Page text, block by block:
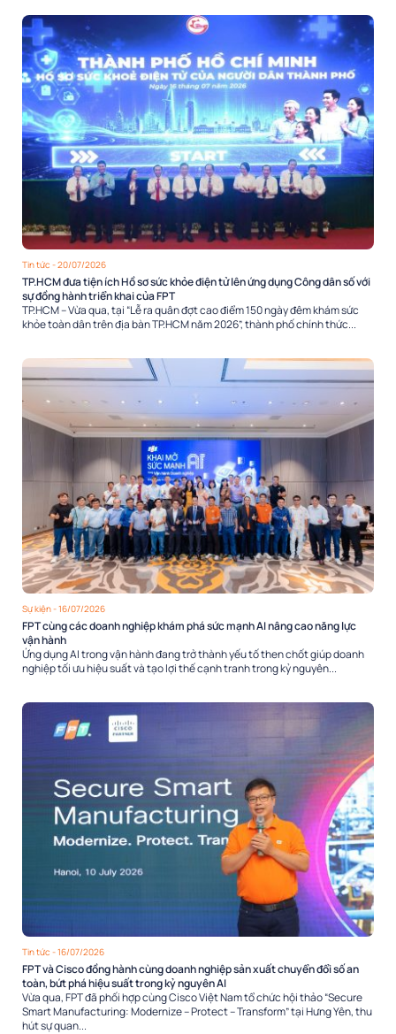
Tin tức - 20/07/2026
TP.HCM đưa tiện ích Hồ sơ sức khỏe điện tử lên ứng dụng Công dân số với
sự đồng hành triển khai của FPT
TP.HCM – Vừa qua, tại “Lễ ra quân đợt cao điểm 150 ngày đêm khám sức
khỏe toàn dân trên địa bàn TP.HCM năm 2026”, thành phố chính thức...
Sự kiện- 16/07/2026
FPT cùng các doanh nghiệp khám phá sức mạnh AI nâng cao năng lực
vận hành
Ứng dụng AI trong vận hành đang trở thành yếu tố then chốt giúp doanh
nghiệp tối ưu hiệu suất và tạo lợi thế cạnh tranh trong kỷ nguyên...
Tin tức - 16/07/2026
FPT và Cisco đồng hành cùng doanh nghiệp sản xuất chuyển đổi số an
toàn, bứt phá hiệu suất trong kỷ nguyên AI
Vừa qua, FPT đã phối hợp cùng Cisco Việt Nam tổ chức hội thảo “Secure
Smart Manufacturing: Modernize – Protect – Transform” tại Hưng Yên, thu
hút sự quan...